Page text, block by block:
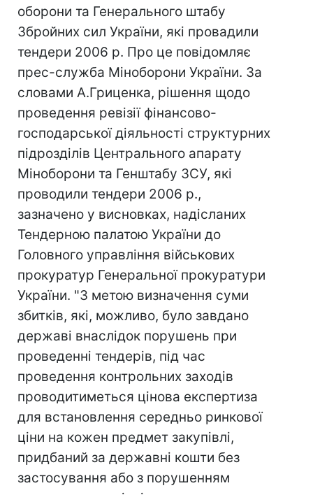
оборони та Генерального штабу
Збройних cил України, які провадили
тендери 2006 р. Про це повідомляє
прес-служба Міноборони України. За
словами А.Гриценка, рішення щодо
проведення ревізії фінансово-
господарської діяльності структурних
підрозділів Центрального апарату
Міноборони та Генштабу ЗСУ, які
проводили тендери 2006 р.,
зазначено у висновках, надісланих
Тендерною палатою України до
Головного управління військових
прокуратур Генеральної прокуратури
України. "З метою визначення суми
збитків, які, можливо, було завдано
державі внаслідок порушень при
проведенні тендерів, під час
проведення контрольних заходів
проводитиметься цінова експертиза
для встановлення середньо ринкової
ціни на кожен предмет закупівлі,
придбаний за державні кошти без
застосування або з порушенням